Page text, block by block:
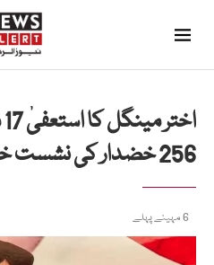
256 خضدار کی نشست خالی
6 مہینے پہلے